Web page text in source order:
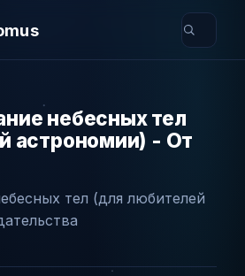
небесных тел
астрономии) - От
тел (для любителей